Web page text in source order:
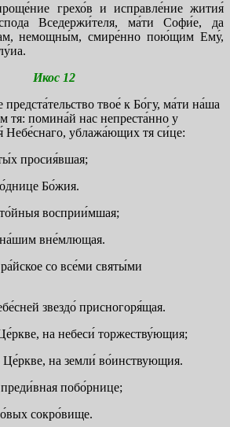
грехо́в и исправле́ние жития́
Вседержи́теля, ма́ти Софи́е, да
немощны́м, смире́нно пою́щим Ему́,
Икос 12
твое́ к Бо́гу, ма́ти на́ша
тя: помина́й нас непреста́нно у
Небе́снаго, ублажа́ющих тя си́це:
просия́вшая;
Бо́жия.
восприи́мшая;
вне́млющая.
со все́ми святы́ми
звездо́ присногоря́щая.
на небеси́ торжеству́ющия;
Це́ркве, на земли́ во́инствующия.
побо́рнице;
сокро́вище.